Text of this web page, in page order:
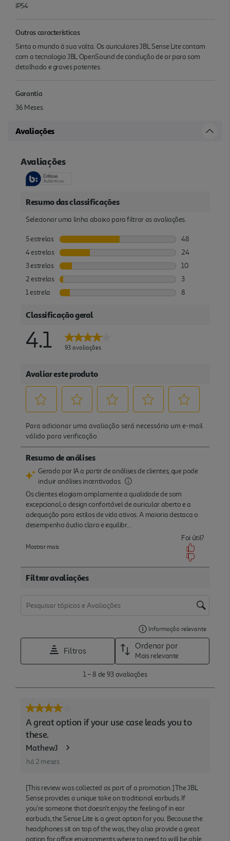
IP54
Outras características
Sinta o mundo à sua volta. Os auriculares JBL Sense Lite contam
com a tecnologia JBL OpenSound de condução de ar para som
detalhado e graves potentes.
Garantia
36 Meses
Avaliações